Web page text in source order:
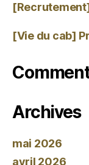
[Vie du cab]
Archives
mai 2026
avril 2026